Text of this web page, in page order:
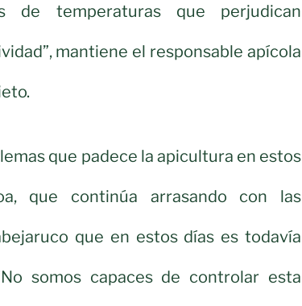
de temperaturas que perjudican
mantiene el responsable apícola
que padece la apicultura en estos
que continúa arrasando con las
que en estos días es todavía
somos capaces de controlar esta